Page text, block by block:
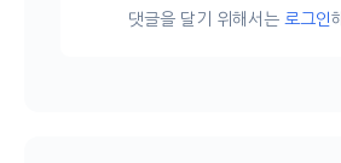
댓글을 달기 위해서는 로그인